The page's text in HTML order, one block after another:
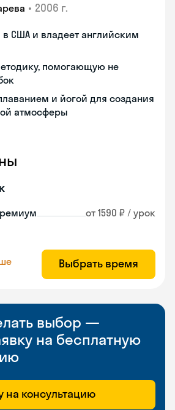
• 2006 г.
США и владеет английским
помогающую не
и йогой для создания
атмосферы
от 1590 ₽ / урок
Выбрать время
выбор —
на бесплатную
на консультацию